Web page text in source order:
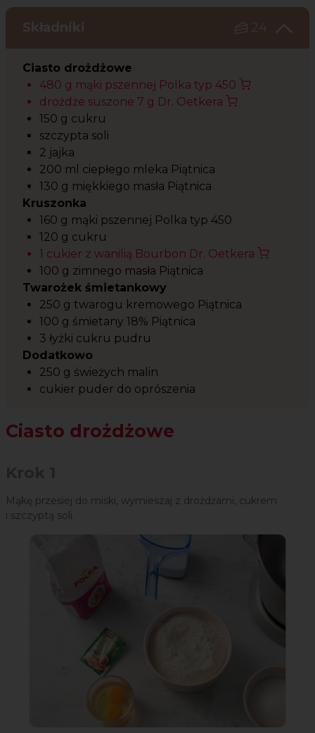
Składniki 24
Ciasto drożdżowe
480 g mąki pszennej Polka typ 450
drożdże suszone 7 g Dr. Oetkera
150 g cukru
szczypta soli
2 jajka
200 ml ciepłego mleka Piątnica
130 g miękkiego masła Piątnica
Kruszonka
160 g mąki pszennej Polka typ 450
120 g cukru
1 cukier z wanilią Bourbon Dr. Oetkera
100 g zimnego masła Piątnica
Twarożek śmietankowy
250 g twarogu kremowego Piątnica
100 g śmietany 18% Piątnica
3 łyżki cukru pudru
Dodatkowo
250 g świeżych malin
cukier puder do oprószenia
Ciasto drożdżowe
Mąkę przesiej do miski, wymieszaj z drożdżami, cukrem
i szczyptą soli.